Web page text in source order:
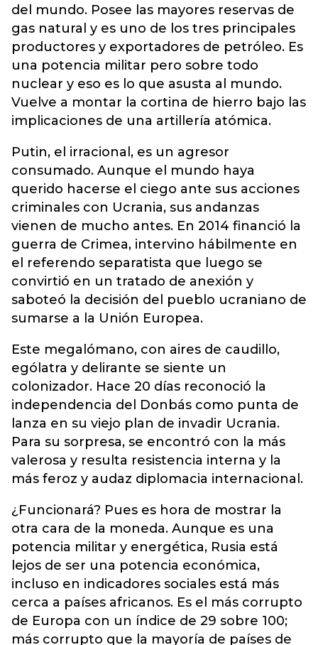
del mundo. Posee las mayores reservas de
gas natural y es uno de los tres principales
productores y exportadores de petróleo. Es
una potencia militar pero sobre todo
nuclear y eso es lo que asusta al mundo.
Vuelve a montar la cortina de hierro bajo las
implicaciones de una artillería atómica.
Putin, el irracional, es un agresor
consumado. Aunque el mundo haya
querido hacerse el ciego ante sus acciones
criminales con Ucrania, sus andanzas
vienen de mucho antes. En 2014 financió la
guerra de Crimea, intervino hábilmente en
el referendo separatista que luego se
convirtió en un tratado de anexión y
saboteó la decisión del pueblo ucraniano de
sumarse a la Unión Europea.
Este megalómano, con aires de caudillo,
ególatra y delirante se siente un
colonizador. Hace 20 días reconoció la
independencia del Donbás como punta de
lanza en su viejo plan de invadir Ucrania.
Para su sorpresa, se encontró con la más
valerosa y resulta resistencia interna y la
más feroz y audaz diplomacia internacional.
¿Funcionará? Pues es hora de mostrar la
otra cara de la moneda. Aunque es una
potencia militar y energética, Rusia está
lejos de ser una potencia económica,
incluso en indicadores sociales está más
cerca a países africanos. Es el más corrupto
de Europa con un índice de 29 sobre 100;
más corrupto que la mayoría de países de